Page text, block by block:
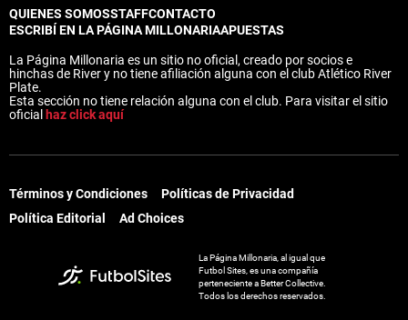
QUIENES SOMOSSTAFFCONTACTO
ESCRIBÍ EN LA PÁGINA MILLONARIAAPUESTAS
La Página Millonaria es un sitio no oficial, creado por socios e
hinchas de River y no tiene afiliación alguna con el club Atlético River
Plate.
Esta sección no tiene relación alguna con el club. Para visitar el sitio
oficial haz click aquí
Términos y Condiciones
Políticas de Privacidad
Política Editorial
Ad Choices
La Página Millonaria, al igual que
Futbol Sites, es una compañía
perteneciente a Better Collective.
Todos los derechos reservados.